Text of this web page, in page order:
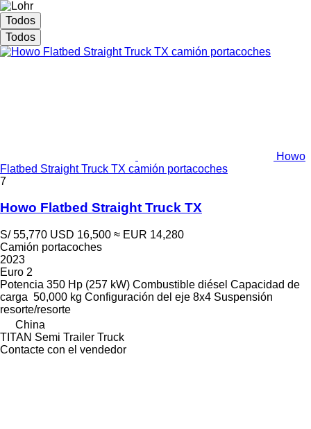
Todos
Todos
Howo
Flatbed Straight Truck TX camión portacoches
7
Howo Flatbed Straight Truck TX
S/ 55,770 USD 16,500 ≈ EUR 14,280
Camión portacoches
2023
Euro 2
Potencia 350 Hp (257 kW) Combustible diésel Capacidad de
carga 50,000 kg Configuración del eje 8x4 Suspensión
resorte/resorte
China
TITAN Semi Trailer Truck
Contacte con el vendedor